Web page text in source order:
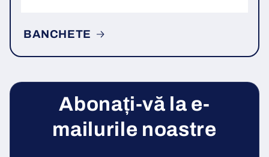
BANCHETE
Abonați-vă la e-
mailurile noastre